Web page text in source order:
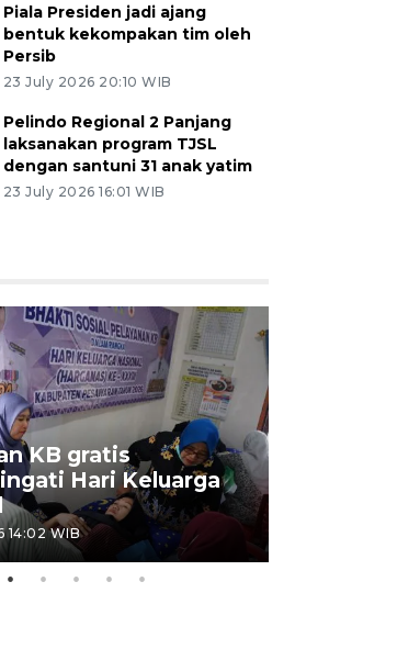
Piala Presiden jadi ajang
bentuk kekompakan tim oleh
Persib
23 July 2026 20:10 WIB
Pelindo Regional 2 Panjang
laksanakan program TJSL
dengan santuni 31 anak yatim
23 July 2026 16:01 WIB
KB gratis
Hari Keluarga
14:02 WIB